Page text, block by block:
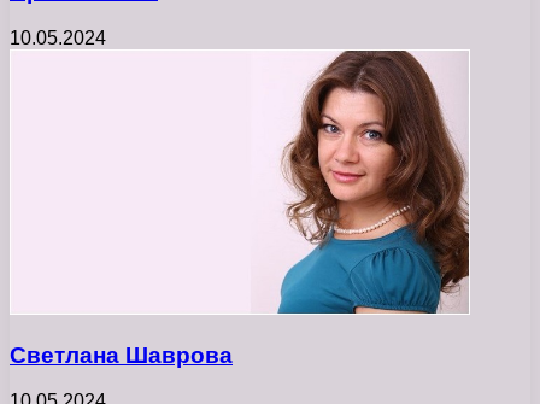
10.05.2024
Светлана Шаврова